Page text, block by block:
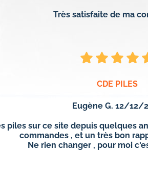
Très satisfaite de ma
CDE PILES
Eugène G. 12/12/
piles sur ce site depuis quelques
commandes , et un très bon
Ne rien changer , pour moi